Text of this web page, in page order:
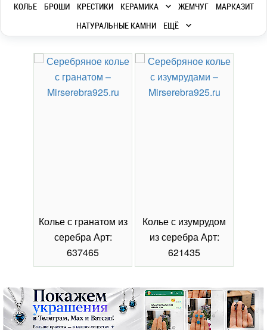
КОЛЬЕ
БРОШИ КРЕСТИКИ КЕРАМИКА ЖЕМЧУГ
МАРКАЗИТ
НАТУРАЛЬНЫЕ КАМНИ
ЕЩЁ
Колье с гранатом из
серебра Арт:
637465
Колье с изумрудом
из серебра Арт:
621435